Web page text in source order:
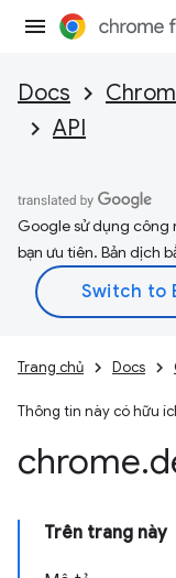
Docs
API
Google sử dụng công
bạn ưu tiên. Bản dịch
Trang chủ Docs
Thông tin này có hữu
chrome.
Trên trang này